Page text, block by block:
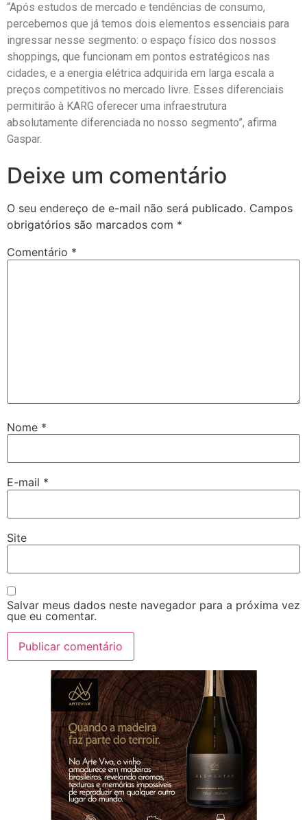
“Após estudos de mercado e tendências de consumo,
percebemos que já temos dois elementos essenciais para
ingressar nesse segmento: o espaço físico dos nossos
shoppings, que funcionam em pontos estratégicos nas
cidades, e a energia elétrica adquirida em larga escala a
preços competitivos no mercado livre. Esses diferenciais
permitirão à KARG oferecer uma infraestrutura
absolutamente diferenciada no nosso segmento”, afirma
Gaspar.
Deixe um comentário
O seu endereço de e-mail não será publicado. Campos
obrigatórios são marcados com *
Comentário *
Nome *
E-mail *
Site
Salvar meus dados neste navegador para a próxima vez
que eu comentar.